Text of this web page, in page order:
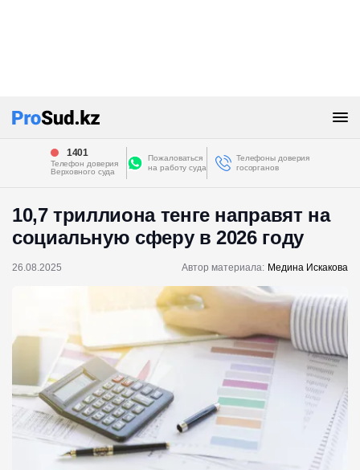
1401
Телефон доверия
Верховного суда
Пожаловаться
на работу суда
Телефоны доверия
госорганов
10,7 триллиона тенге направят на
социальную сферу в 2026 году
26.08.2025 Автор материала: Медина Искакова